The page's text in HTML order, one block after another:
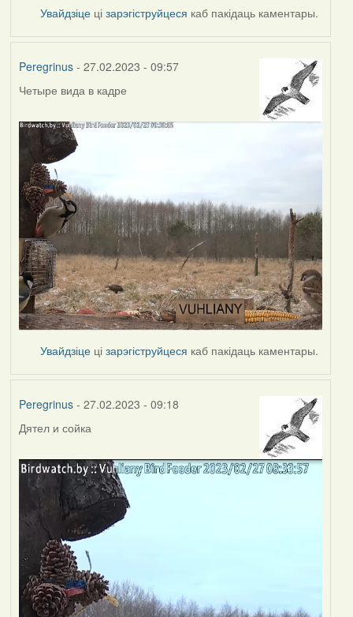
Увайдзіце цізарэгіструйцеся каб пакідаць каментары.
Peregrinus- 27.02.2023 - 09:57
Четыре вида в кадре
Увайдзіце цізарэгіструйцеся каб пакідаць каментары.
Peregrinus- 27.02.2023 - 09:18
Дятел и сойка